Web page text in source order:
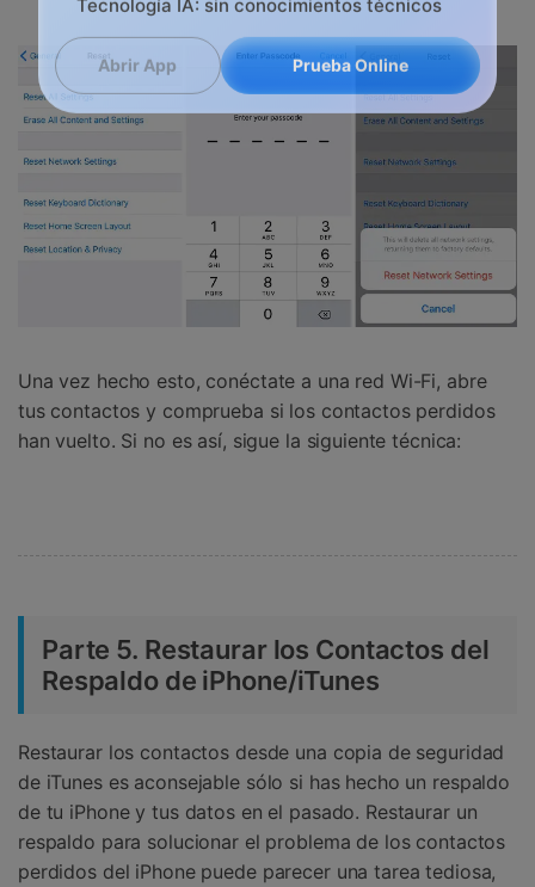
Una vez hecho esto, conéctate a una red Wi-Fi, abre
tus contactos y comprueba si los contactos perdidos
han vuelto. Si no es así, sigue la siguiente técnica:
Parte 5. Restaurar los Contactos del
Respaldo de iPhone/iTunes
Restaurar los contactos desde una copia de seguridad
de iTunes es aconsejable sólo si has hecho un respaldo
de tu iPhone y tus datos en el pasado. Restaurar un
respaldo para solucionar el problema de los contactos
perdidos del iPhone puede parecer una tarea tediosa,
Recupera y transfiere datos fácilmente
Abrir App Prueba Online